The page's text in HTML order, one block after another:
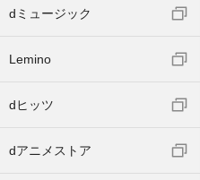
dミュージック
Lemino
dヒッツ
dアニメストア